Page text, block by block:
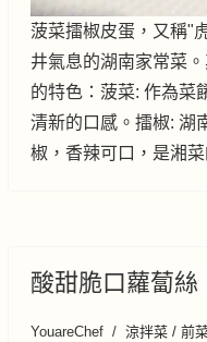
菠菜擂椒皮蛋，又稱"
井氣息的湖南家常菜
的特色：菠菜: 作為菜
清新的口感。擂椒: 湖
椒，香辣可口，是湘
酸甜脆口蘿蔔絲
YouareChef 涼拌菜 / 前